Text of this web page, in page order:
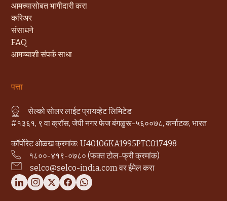
आमच्यासोबत भागीदारी करा
करिअर
संसाधने
FAQ
आमच्याशी संपर्क साधा
पत्ता
सेल्को सोलर लाईट प्रायव्हेट लिमिटेड
#१३६१, ९ वा क्रॉस, जेपी नगर फेज बंगळुरू-५६००७८, कर्नाटक, भारत
कॉर्पोरेट ओळख क्रमांक: U40106KA1995PTC017498
१८००-४१९-०७८० (फक्त टोल-फ्री क्रमांक)
selco@selco-india.com वर ईमेल करा